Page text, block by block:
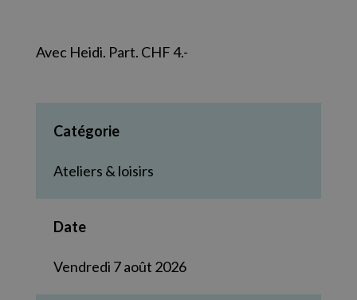
Avec Heidi. Part. CHF 4.-
Catégorie
Ateliers & loisirs
Date
Vendredi 7 août 2026